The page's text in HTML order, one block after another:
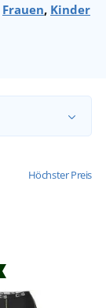
Frauen, Kinder
Höchster Preis